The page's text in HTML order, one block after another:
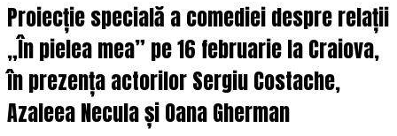
Proiecție specială a comediei despre relații
„În pielea mea” pe 16 februarie la Craiova,
în prezența actorilor Sergiu Costache,
Azaleea Necula și Oana Gherman